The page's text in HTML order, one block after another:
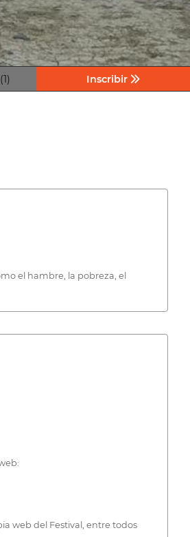
Inscribir
el hambre, la pobreza, el
web del Festival, entre todos